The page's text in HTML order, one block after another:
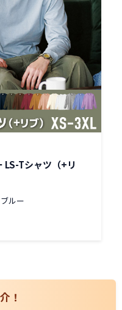
Tシャツ（+リ
ルー
！